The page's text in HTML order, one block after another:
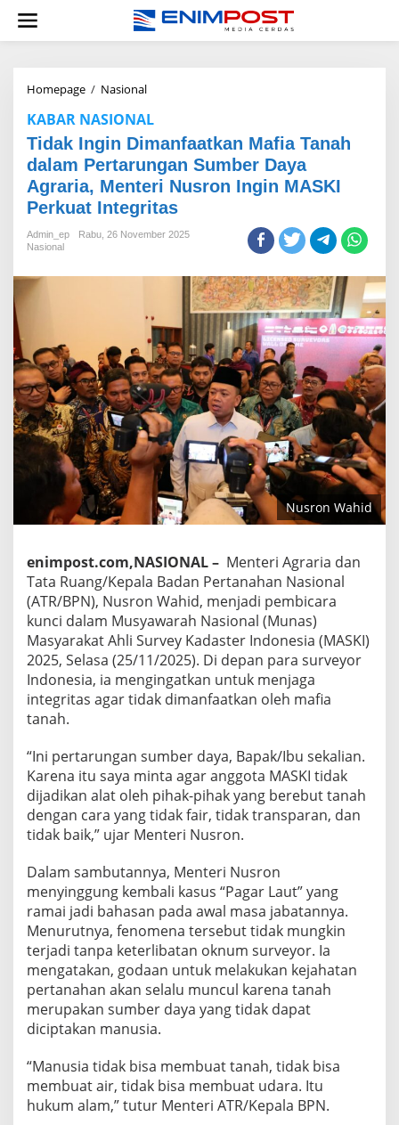
konten
Homepage / NasionalTidak
Dimanfaatkan
Mafia
Tanah
dalam
Pertarungan
Sumber
Daya
Agraria,
Ingin
Perkuat
Integritas
KABAR NASIONAL
Tidak Ingin Dimanfaatkan Mafia Tanah
dalam Pertarungan Sumber Daya
Agraria, Menteri Nusron Ingin MASKI
Perkuat Integritas
Admin_ep
Rabu, 26 November 2025
Nasional
Nusron Wahid
enimpost.com,NASIONAL – Menteri Agraria dan
Tata Ruang/Kepala Badan Pertanahan Nasional
(ATR/BPN), Nusron Wahid, menjadi pembicara
kunci dalam Musyawarah Nasional (Munas)
Masyarakat Ahli Survey Kadaster Indonesia (MASKI)
2025, Selasa (25/11/2025). Di depan para surveyor
Indonesia, ia mengingatkan untuk menjaga
integritas agar tidak dimanfaatkan oleh mafia
tanah.
“Ini pertarungan sumber daya, Bapak/Ibu sekalian.
Karena itu saya minta agar anggota MASKI tidak
dijadikan alat oleh pihak-pihak yang berebut tanah
dengan cara yang tidak fair, tidak transparan, dan
tidak baik,” ujar Menteri Nusron.
Dalam sambutannya, Menteri Nusron
menyinggung kembali kasus “Pagar Laut” yang
ramai jadi bahasan pada awal masa jabatannya.
Menurutnya, fenomena tersebut tidak mungkin
terjadi tanpa keterlibatan oknum surveyor. Ia
mengatakan, godaan untuk melakukan kejahatan
pertanahan akan selalu muncul karena tanah
merupakan sumber daya yang tidak dapat
diciptakan manusia.
“Manusia tidak bisa membuat tanah, tidak bisa
membuat air, tidak bisa membuat udara. Itu
hukum alam,” tutur Menteri ATR/Kepala BPN.